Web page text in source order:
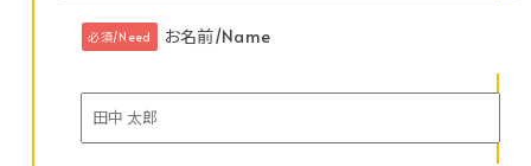
必須/Need お名前/Name